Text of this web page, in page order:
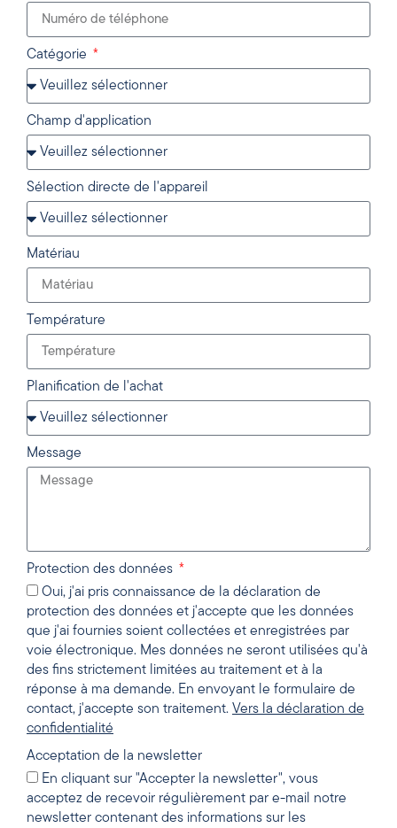
Catégorie
Champ d'application
Sélection directe de l'appareil
Matériau
Température
Planification de l'achat
Message
Protection des données
Oui, j'ai pris connaissance de la déclaration de
protection des données et j'accepte que les données
que j'ai fournies soient collectées et enregistrées par
voie électronique. Mes données ne seront utilisées qu'à
des fins strictement limitées au traitement et à la
réponse à ma demande. En envoyant le formulaire de
contact, j'accepte son traitement. Vers la déclaration de
confidentialité
Acceptation de la newsletter
En cliquant sur "Accepter la newsletter", vous
acceptez de recevoir régulièrement par e-mail notre
newsletter contenant des informations sur les